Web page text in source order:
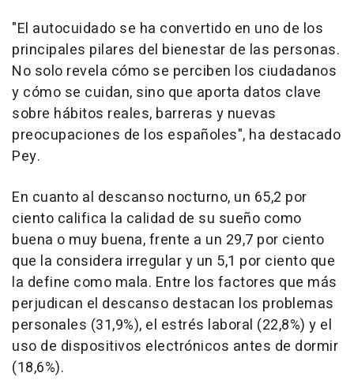
"El autocuidado se ha convertido en uno de los
principales pilares del bienestar de las personas.
No solo revela cómo se perciben los ciudadanos
y cómo se cuidan, sino que aporta datos clave
sobre hábitos reales, barreras y nuevas
preocupaciones de los españoles", ha destacado
Pey.
En cuanto al descanso nocturno, un 65,2 por
ciento califica la calidad de su sueño como
buena o muy buena, frente a un 29,7 por ciento
que la considera irregular y un 5,1 por ciento que
la define como mala. Entre los factores que más
perjudican el descanso destacan los problemas
personales (31,9%), el estrés laboral (22,8%) y el
uso de dispositivos electrónicos antes de dormir
(18,6%).